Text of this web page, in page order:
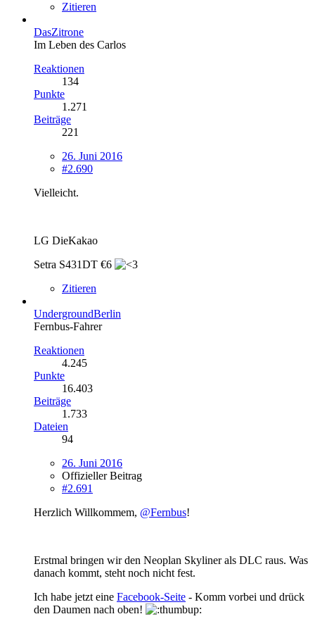
Zitieren
DasZitrone
Im Leben des Carlos
Reaktionen
134
Punkte
1.271
Beiträge
221
26. Juni 2016
#2.690
Vielleicht.
LG DieKakao
Setra S431DT €6
Zitieren
UndergroundBerlin
Fernbus-Fahrer
Reaktionen
4.245
Punkte
16.403
Beiträge
1.733
Dateien
94
26. Juni 2016
Offizieller Beitrag
#2.691
Herzlich Willkommem, @Fernbus!
Erstmal bringen wir den Neoplan Skyliner als DLC raus. Was
danach kommt, steht noch nicht fest.
Ich habe jetzt eine Facebook-Seite - Komm vorbei und drück
den Daumen nach oben!